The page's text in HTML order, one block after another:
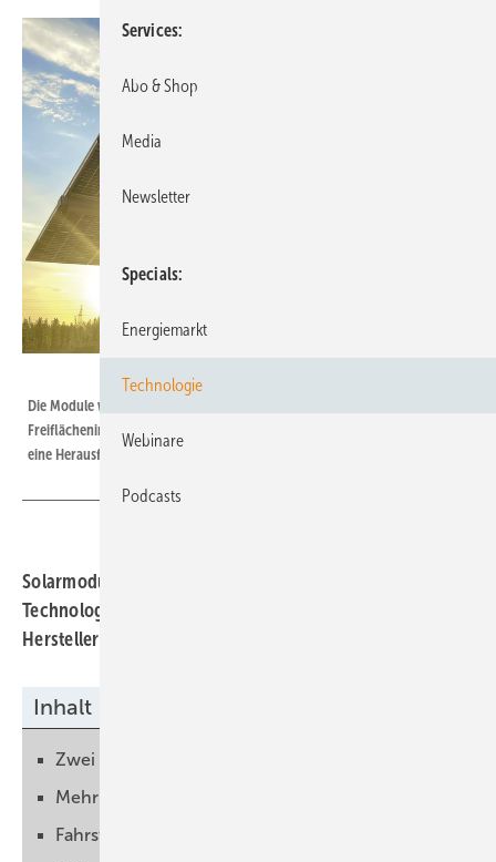
Die Module werden immer effizienter, aber auch größer. Für die
Freiflächeninstallation ist das kein Problem. Aber auf dem Dach wird es
eine Herausforderung.
Solarmodule werden immer größer. Welche
Technologien gerade der Standard sind, haben die
Hersteller auf der Intersolar gezeigt.
Inhalt
Zwei Technologien in einem Modul
Mehr Stromernte von der Rückseite
Fahrstuhl für Elektronen
Services
Abo & Shop
Media
Newsletter
Specials
Energiemarkt
Technologie
Webinare
Podcasts